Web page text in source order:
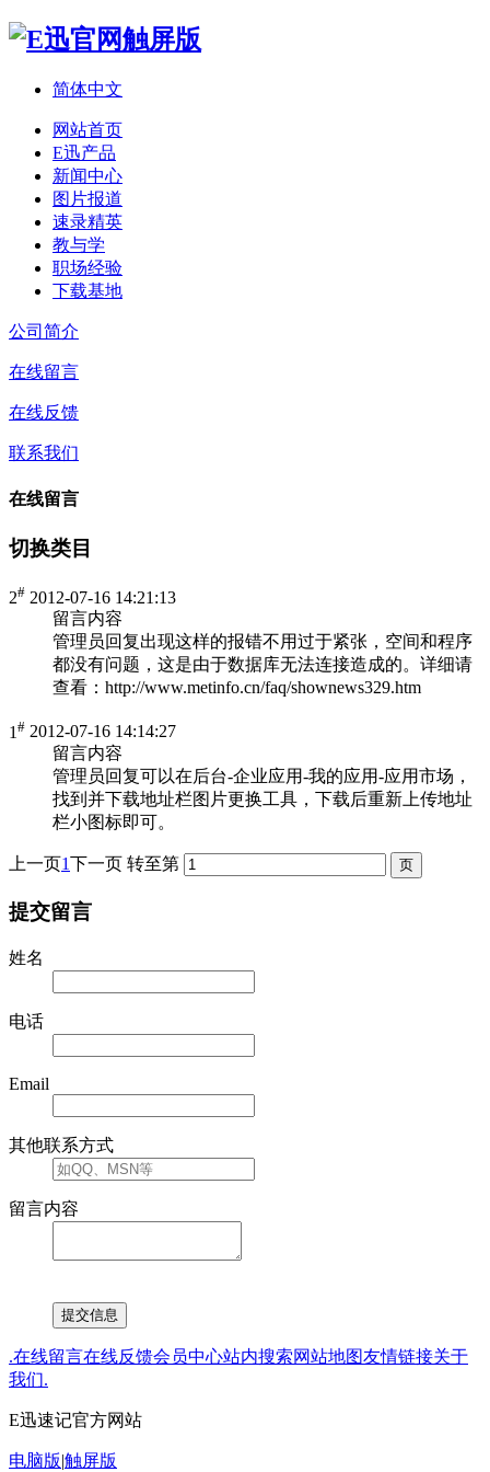
简体中文
网站首页
E迅产品
新闻中心
图片报道
速录精英
教与学
职场经验
下载基地
公司简介
在线留言
在线反馈
联系我们
在线留言
切换类目
2# 2012-07-16 14:21:13
留言内容
管理员回复出现这样的报错不用过于紧张，空间和程序
都没有问题，这是由于数据库无法连接造成的。详细请
查看：http://www.metinfo.cn/faq/shownews329.htm
1 # 2012-07-16 14:14:27
留言内容
管理员回复可以在后台-企业应用-我的应用-应用市场，
找到并下载地址栏图片更换工具，下载后重新上传地址
栏小图标即可。
上一页1下一页 转至第
提交留言
姓名
电话
Email
其他联系方式
留言内容
.在线留言在线反馈会员中心站内搜索网站地图友情链接关于
我们.
E迅速记官方网站
电脑版|触屏版